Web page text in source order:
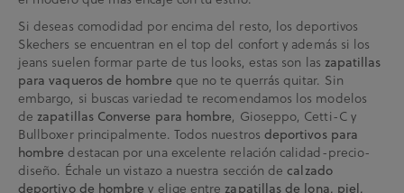
Si deseas comodidad por encima del resto, los deportivos
Skechers se encuentran en el top del confort y además si los
jeans suelen formar parte de tus looks, estas son las zapatillas
para vaqueros de hombre que no te querrás quitar. Sin
embargo, si buscas variedad te recomendamos los modelos
dezapatillas Converse para hombre, Gioseppo, Cetti-C y
Bullboxer principalmente. Todos nuestros deportivos para
hombre destacan por una excelente relación calidad-precio-
diseño. Échale un vistazo a nuestra sección decalzado
deportivo de hombre y elige entrezapatillas de lona, piel,